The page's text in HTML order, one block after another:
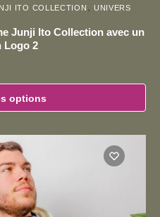
ITO COLLECTION , UNIVERS
Junji Ito Collection avec un
Logo 2
options